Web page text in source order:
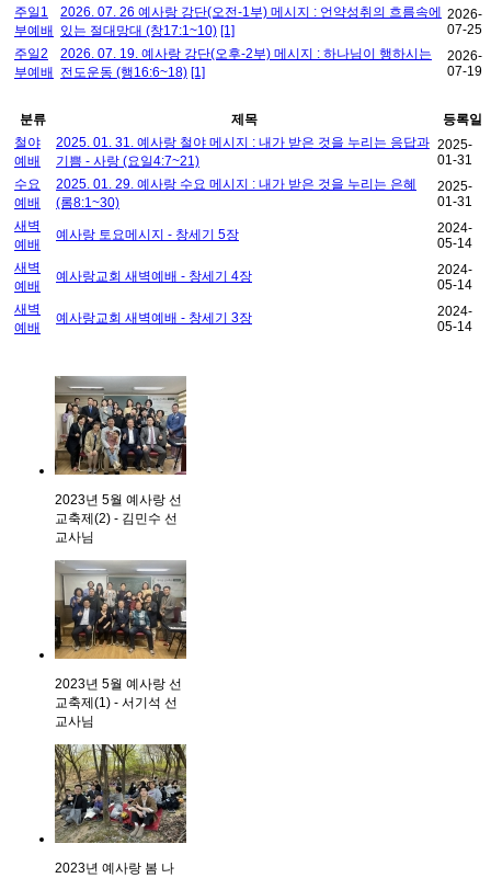
주일1
부예배
2026. 07. 26 예사랑 강단(오전-1부) 메시지 : 언약성취의 흐름속에
있는 절대망대 (창17:1~10) [1]
2026-
07-25
주일2
부예배
2026. 07. 19. 예사랑 강단(오후-2부) 메시지 : 하나님이 행하시는
전도운동 (행16:6~18) [1]
2026-
07-19
분류 제목
등록일
철야
예배
2025. 01. 31. 예사랑 철야 메시지 : 내가 받은 것을 누리는 응답과
기쁨 - 사랑 (요일4:7~21)
2025-
01-31
수요
예배
2025. 01. 29. 예사랑 수요 메시지 : 내가 받은 것을 누리는 은혜
(롬8:1~30)
2025-
01-31
새벽
예배
예사랑 토요메시지 - 창세기 5장
2024-
05-14
새벽
예배
예사랑교회 새벽예배 - 창세기 4장
2024-
05-14
새벽
예배
예사랑교회 새벽예배 - 창세기 3장
2024-
05-14
2023년 5월 예사랑 선
교축제(2) - 김민수 선
교사님
2023년 5월 예사랑 선
교축제(1) - 서기석 선
교사님
2023년 예사랑 봄 나